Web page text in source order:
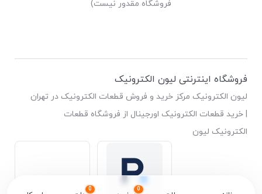
0
0
فروشگاه مقدور نیست)
فروشگاه اینترنتی لیون الکترونیک
لیون الکترونیک مرکز خرید و فروش قطعات الکترونیک در تهران
| خرید قطعات الکترونیک اورجینال از فروشگاه قطعات
الکترونیک لیون